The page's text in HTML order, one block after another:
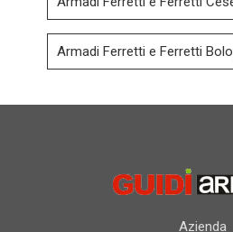
Armadi Ferretti e Ferretti
Azienda